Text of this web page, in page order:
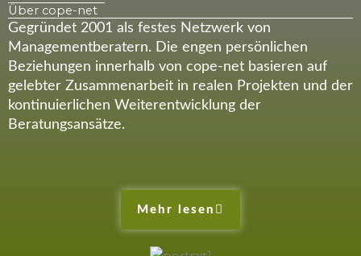
Über cope-net
Gegründet 2001 als festes Netzwerk von
Managementberatern. Die engen persönlichen
Beziehungen innerhalb von cope-net basieren auf
gelebter Zusammenarbeit in realen Projekten und der
kontinuierlichen Weiterentwicklung der
Beratungsansätze.
Mehr lesen